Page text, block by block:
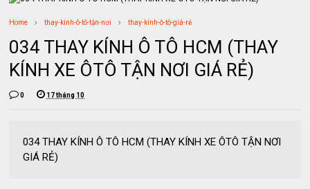
Home thay-kính-ô-tô-tận-nơi thay-kính-ô-tô-giá-rẻ
034 THAY KÍNH Ô TÔ HCM (THAY
KÍNH XE ÔTÔ TẬN NƠI GIÁ RẺ)
0 17 tháng 10
034 THAY KÍNH Ô TÔ HCM (THAY KÍNH XE ÔTÔ TẬN NƠI
GIÁ RẺ)